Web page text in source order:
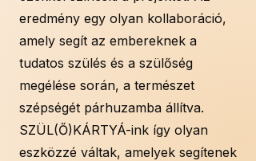
eredmény egy olyan kollaboráció,
amely segít az embereknek a
tudatos szülés és a szülőség
megélése során, a természet
szépségét párhuzamba állítva.
SZÜL(Ő)KÁRTYÁ-ink így olyan
eszközzé váltak, amelyek segítenek